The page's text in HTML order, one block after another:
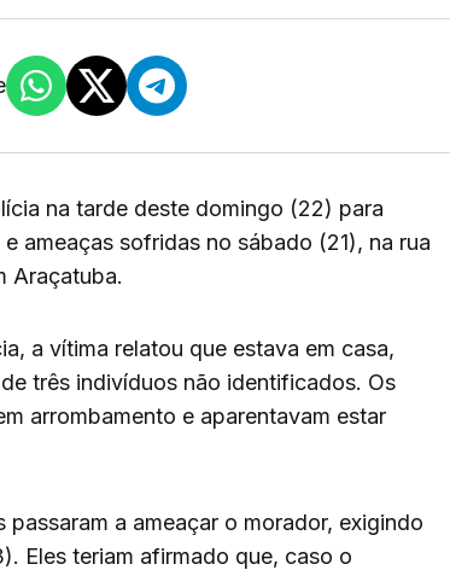
na tarde deste domingo (22) para
ameaças sofridas no sábado (21), na rua
Araçatuba.
a vítima relatou que estava em casa,
três indivíduos não identificados. Os
arrombamento e aparentavam estar
a ameaçar o morador, exigindo
Eles teriam afirmado que, caso o